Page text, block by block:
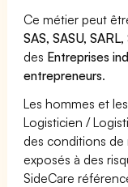
Ce métier peut
SAS, SASU,
des Entreprises
entrepreneurs.
Les hommes et
Logisticien /
des conditions de
exposés à des
SideCare